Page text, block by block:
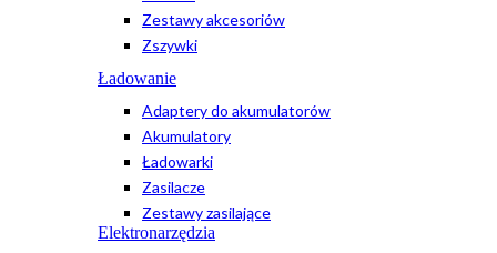
Zestawy akcesoriów
Zszywki
Ładowanie
Adaptery do akumulatorów
Akumulatory
Ładowarki
Zasilacze
Zestawy zasilające
Elektronarzędzia